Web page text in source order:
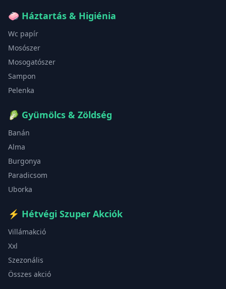
🧼 Háztartás & Higiénia
Wc papír
Mosószer
Mosogatószer
Sampon
Pelenka
🥬 Gyümölcs & Zöldség
Banán
Alma
Burgonya
Paradicsom
Uborka
⚡ Hétvégi Szuper Akciók
Villámakció
Xxl
Szezonális
Összes akció